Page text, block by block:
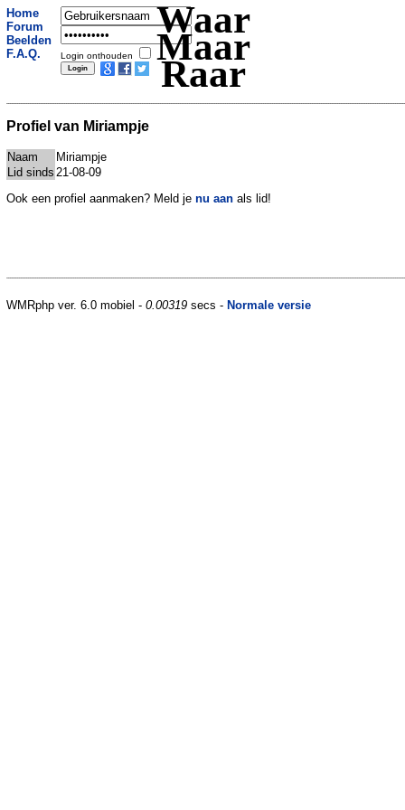
Home
Forum
Beelden
F.A.Q.
Login onthouden
Waar
Maar
Raar
Profiel van Miriampje
Naam
Miriampje
Lid sinds 21-08-09
Ook een profiel aanmaken? Meld je nu aan als lid!
WMRphp ver. 6.0 mobiel - 0.00319 secs - Normale versie